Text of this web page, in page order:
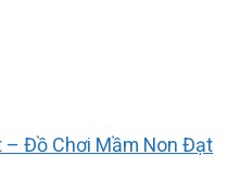
– Đồ Chơi Mầm Non Đạt